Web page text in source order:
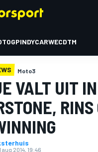
INDYCARWECDTM
Moto3
VALT UIT IN
aug 2014, 19:46